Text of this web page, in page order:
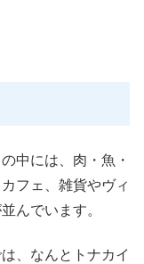
中には、肉・魚・
フェ、雑貨やヴィ
んでいます。
、なんとトナカイ